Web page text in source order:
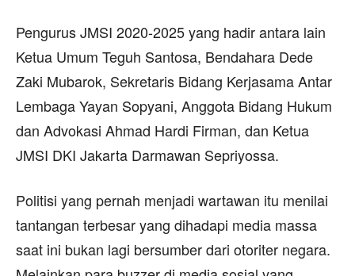
Pengurus JMSI 2020-2025 yang hadir antara lain
Ketua Umum Teguh Santosa, Bendahara Dede
Zaki Mubarok, Sekretaris Bidang Kerjasama Antar
Lembaga Yayan Sopyani, Anggota Bidang Hukum
dan Advokasi Ahmad Hardi Firman, dan Ketua
JMSI DKI Jakarta Darmawan Sepriyossa.
Politisi yang pernah menjadi wartawan itu menilai
tantangan terbesar yang dihadapi media massa
saat ini bukan lagi bersumber dari otoriter negara.